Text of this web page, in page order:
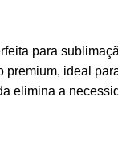
para
ideal
elimina a